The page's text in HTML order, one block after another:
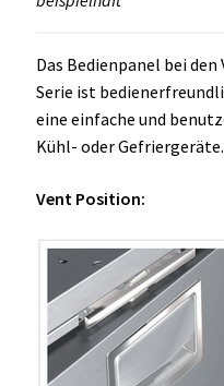
Das Bedienpanel bei
Serie ist
eine einfache und
Kühl- oder Gefriergeräte.
Vent Position: